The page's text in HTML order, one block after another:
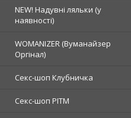
NEW! Надувні ляльки (у
наявності)
WOMANIZER (Вуманайзер
Оргінал)
Секс-шоп Клубничка
Секс-шоп РІТМ